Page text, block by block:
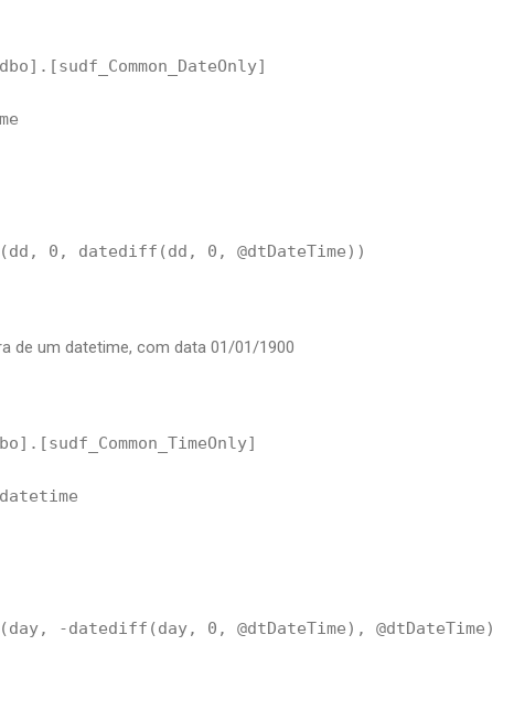
0, datediff(dd, 0, @dtDateTime))
de um datetime, com data 01/01/1900
-datediff(day, 0, @dtDateTime), @dtDateTime)